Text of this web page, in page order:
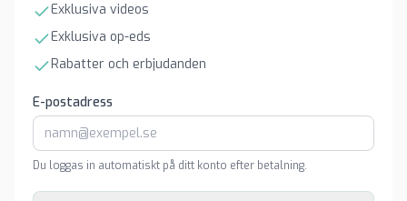
Exklusiva videos
Exklusiva op-eds
Rabatter och erbjudanden
E-postadress
Du loggas in automatiskt på ditt konto efter betalning.